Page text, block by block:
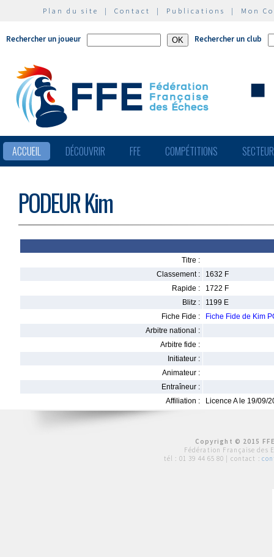
Plan du site | Contact | Publications | Mon
Rechercher un joueur Rechercher un club
ACCUEIL DÉCOUVRIR FFE COMPÉTITIONS
PODEUR Kim
Titre :
Classement :
1632 F
Rapide :
1722 F
Blitz :
1199 E
Fiche Fide :
Fiche Fide de Kim
Arbitre national :
Arbitre fide :
Initiateur :
Animateur :
Entraîneur :
Affiliation :
Licence A le 19/09/
Copyright © 2015
Fédération Française des
tél : 01 39 44 65 80 | contact :